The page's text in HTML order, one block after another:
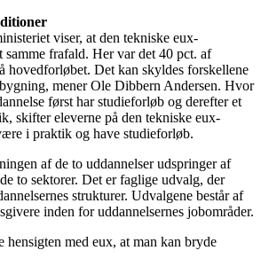
viser, at den tekniske eux-
samme frafald. Her var det 40 pct. af
hovedforløbet. Det kan skyldes forskellene
mener Ole Dibbern Andersen. Hvor
først har studieforløb og derefter et
skifter eleverne på den tekniske eux-
i praktik og have studieforløb.
af de to uddannelser udspringer af
to sektorer. Det er faglige udvalg, der
strukturer. Udvalgene består af
inden for uddannelsernes jobområder.
hensigten med eux, at man kan bryde